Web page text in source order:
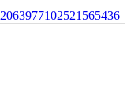
2063977102521565436